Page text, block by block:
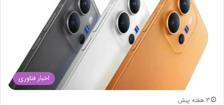
اخبار فناوری
3 هفته پیش